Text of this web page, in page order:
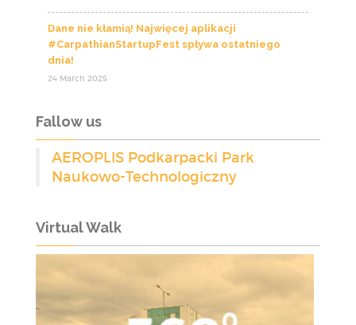
Dane nie kłamią! Najwięcej aplikacji
#CarpathianStartupFest spływa ostatniego
dnia!
24 March 2025
Fallow us
AEROPLIS Podkarpacki Park
Naukowo-Technologiczny
Virtual Walk